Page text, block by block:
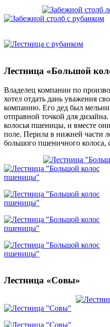
Лестница «Большой
Владелец компании по
хотел отдать дань уважения
компанию. Его дед был
отправной точкой для
колосья пшеницы, и вместе
поле. Перила в нижней части
большого пшеничного
Лестница «Совы»